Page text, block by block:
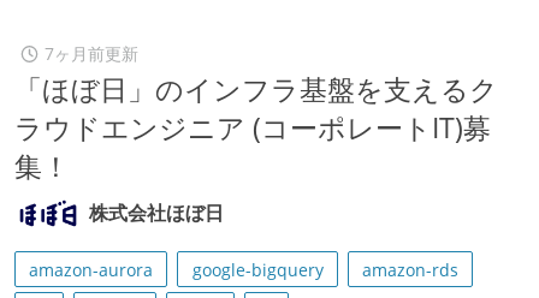
7ヶ月前更新
「ほぼ日」のインフラ基盤を支えるク
ラウドエンジニア (コーポレートIT)募
集！
株式会社ほぼ日
amazon-aurora google-bigquery
amazon-rds